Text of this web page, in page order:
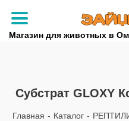
Магазин для животных в
+7
Субстрат GLOXY
Главная - Каталог -